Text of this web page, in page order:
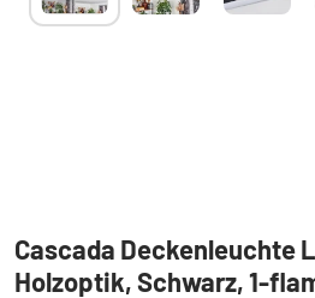
Cascada Deckenleuchte
Holzoptik, Schwarz, 1-